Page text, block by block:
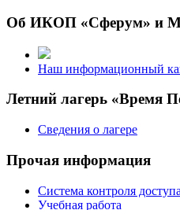
Об ИКОП «Сферум» и
Наш информационный
Летний лагерь «Время
Сведения о лагере
Прочая информация
Система контроля доступа
Учебная работа